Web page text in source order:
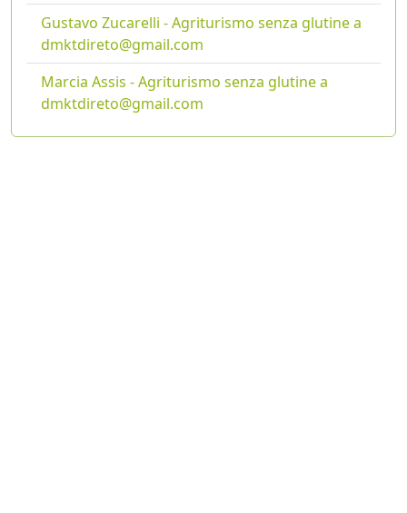
Gustavo Zucarelli - Agriturismo senza glutine a
dmktdireto@gmail.com
Marcia Assis - Agriturismo senza glutine a
dmktdireto@gmail.com